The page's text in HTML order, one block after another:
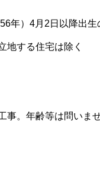
）4月2日以降出生
地する住宅は除く
。年齢等は問いませ